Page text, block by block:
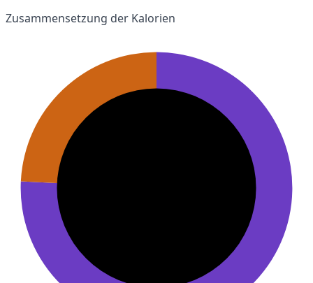
Zusammensetzung der Kalorien